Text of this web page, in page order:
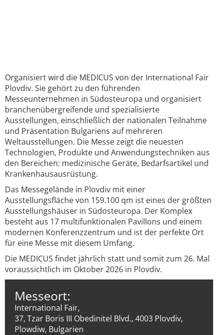
Organisiert wird die MEDICUS von der International Fair
Plovdiv. Sie gehört zu den führenden
Messeunternehmen in Südosteuropa und organisiert
branchenübergreifende und spezialisierte
Ausstellungen, einschließlich der nationalen Teilnahme
und Präsentation Bulgariens auf mehreren
Weltausstellungen. Die Messe zeigt die neuesten
Technologien, Produkte und Anwendungstechniken aus
den Bereichen: medizinische Geräte, Bedarfsartikel und
Krankenhausausrüstung.
Das Messegelände in Plovdiv mit einer
Ausstellungsfläche von 159.100 qm ist eines der größten
Ausstellungshäuser in Südosteuropa. Der Komplex
besteht aus 17 multifunktionalen Pavillons und einem
modernen Konferenzzentrum und ist der perfekte Ort
für eine Messe mit diesem Umfang.
Die MEDICUS findet jährlich statt und somit zum 26. Mal
voraussichtlich im Oktober 2026 in Plovdiv.
Messeort:
International Fair,
37, Tzar Boris III Obedinitel Blvd., 4003 Plovdiv,
Plowdiw, Bulgarien